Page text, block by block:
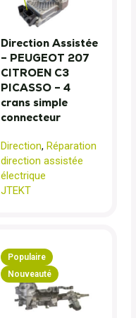
Direction Assistée
– PEUGEOT 207
CITROEN C3
PICASSO – 4
crans simple
connecteur
Direction, Réparation
direction assistée
électrique
JTEKT
Populaire
Nouveauté